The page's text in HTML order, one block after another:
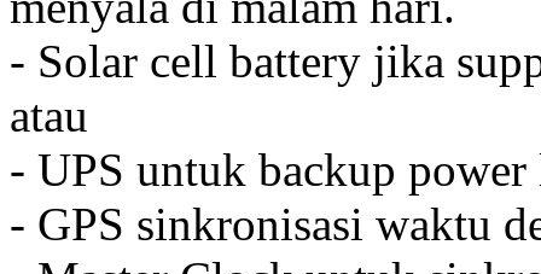
- Solar cell battery jika
atau
- UPS untuk backup
- GPS sinkronisasi waktu